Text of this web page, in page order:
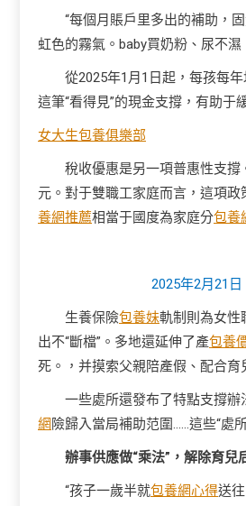
“每個月賬戶里多出的補助，
虹色的霧氣。baby買奶粉、尿不
從2025年1月1日起，每孩每
這筆“看得見”的現金支撐，有助于
女大生包養俱樂部
稅收優惠是另一項普惠性支
元。對于雙職工家庭而言，這項
養網推薦相當于國度為家庭分包養
2025年2月21
生養保險包養妹軌制則為女性
出不“斷檔”。多地還延伸了產包養
死。，并摸索父親陪產假、配合育
一些處所還發布了特點支撐
網 險歸入當局補助范圍……這些“處
辦事供應做“乘法”，解除育兒
“孩子一歲半就包養網心得送